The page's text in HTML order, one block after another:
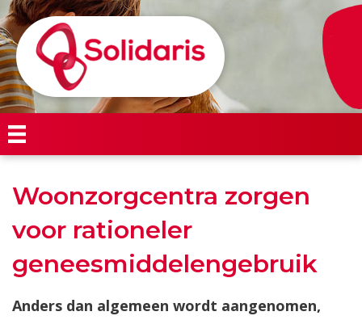
Woonzorgcentra zorgen
voor rationeler
geneesmiddelengebruik
Anders dan algemeen wordt aangenomen,